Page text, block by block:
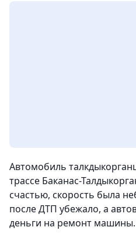
Автомобиль
трассе Баканас-
счастью, скорость была
после ДТП убежало, а
деньги на ремонт машины.